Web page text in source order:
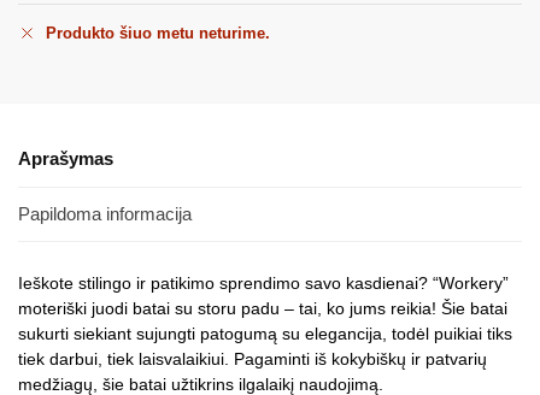
Produkto šiuo metu neturime.
Aprašymas
Papildoma informacija
Ieškote stilingo ir patikimo sprendimo savo kasdienai? “Workery”
moteriški juodi batai su storu padu – tai, ko jums reikia! Šie batai
sukurti siekiant sujungti patogumą su elegancija, todėl puikiai tiks
tiek darbui, tiek laisvalaikiui. Pagaminti iš kokybiškų ir patvarių
medžiagų, šie batai užtikrins ilgalaikį naudojimą.